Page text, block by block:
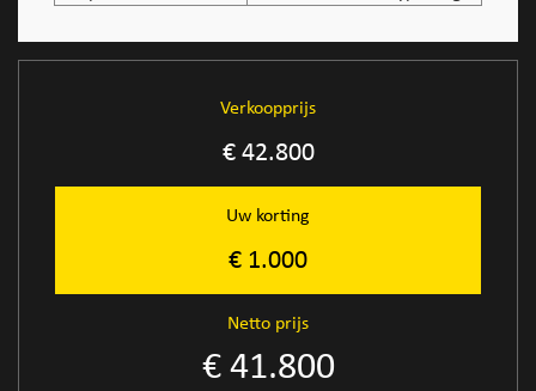
Verkoopprijs
€ 42.800
Uw korting
€ 1.000
Netto prijs
€ 41.800